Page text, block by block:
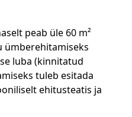
peab üle 60 m²
ümberehitamiseks
luba (kinnitatud
tuleb esitada
ehitusteatis ja